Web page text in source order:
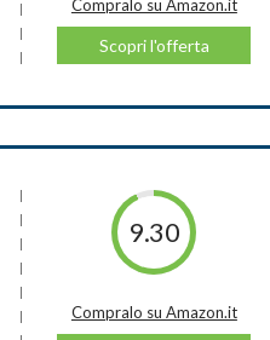
Compralo su Amazon.it
Scopri l'offerta
9.30
Compralo su Amazon.it